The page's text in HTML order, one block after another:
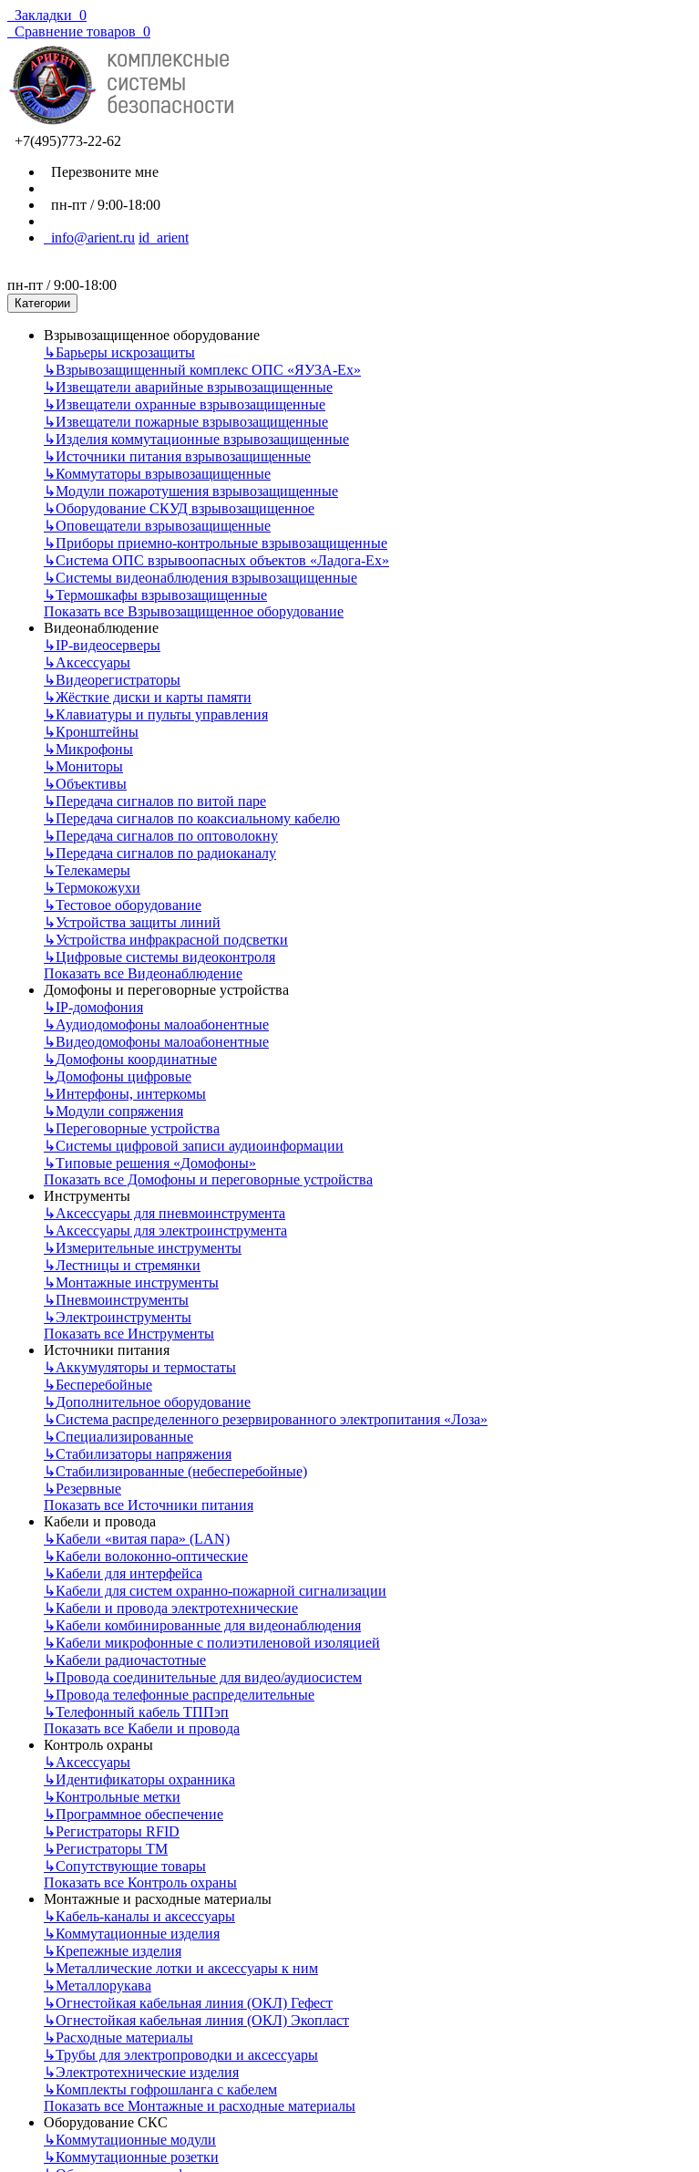
Закладки 0
Сравнение товаров 0
+7(495)773-22-62
Перезвоните мне
пн-пт / 9:00-18:00
info@arient.ru id_arient
пн-пт / 9:00-18:00
Категории
Взрывозащищенное оборудование
↳Барьеры искрозащиты
↳Взрывозащищенный комплекс ОПС «ЯУЗА-Ех»
↳Извещатели аварийные взрывозащищенные
↳Извещатели охранные взрывозащищенные
↳Извещатели пожарные взрывозащищенные
↳Изделия коммутационные взрывозащищенные
↳Источники питания взрывозащищенные
↳Коммутаторы взрывозащищенные
↳Модули пожаротушения взрывозащищенные
↳Оборудование СКУД взрывозащищенное
↳Оповещатели взрывозащищенные
↳Приборы приемно-контрольные взрывозащищенные
↳Система ОПС взрывоопасных объектов «Ладога-Ex»
↳Системы видеонаблюдения взрывозащищенные
↳Термошкафы взрывозащищенные
Показать все Взрывозащищенное оборудование
Видеонаблюдение
↳IP-видеосерверы
↳Аксессуары
↳Видеорегистраторы
↳Жёсткие диски и карты памяти
↳Клавиатуры и пульты управления
↳Кронштейны
↳Микрофоны
↳Мониторы
↳Объективы
↳Передача сигналов по витой паре
↳Передача сигналов по коаксиальному кабелю
↳Передача сигналов по оптоволокну
↳Передача сигналов по радиоканалу
↳Телекамеры
↳Термокожухи
↳Тестовое оборудование
↳Устройства защиты линий
↳Устройства инфракрасной подсветки
↳Цифровые системы видеоконтроля
Показать все Видеонаблюдение
Домофоны и переговорные устройства
↳IP-домофония
↳Аудиодомофоны малоабонентные
↳Видеодомофоны малоабонентные
↳Домофоны координатные
↳Домофоны цифровые
↳Интерфоны, интеркомы
↳Модули сопряжения
↳Переговорные устройства
↳Системы цифровой записи аудиоинформации
↳Типовые решения «Домофоны»
Показать все Домофоны и переговорные устройства
Инструменты
↳Аксессуары для пневмоинструмента
↳Аксессуары для электроинструмента
↳Измерительные инструменты
↳Лестницы и стремянки
↳Монтажные инструменты
↳Пневмоинструменты
↳Электроинструменты
Показать все Инструменты
Источники питания
↳Аккумуляторы и термостаты
↳Бесперебойные
↳Дополнительное оборудование
↳Система распределенного резервированного электропитания «Лоза»
↳Специализированные
↳Стабилизаторы напряжения
↳Стабилизированные (небесперебойные)
↳Резервные
Показать все Источники питания
Кабели и провода
↳Кабели «витая пара» (LAN)
↳Кабели волоконно-оптические
↳Кабели для интерфейса
↳Кабели для систем охранно-пожарной сигнализации
↳Кабели и провода электротехнические
↳Кабели комбинированные для видеонаблюдения
↳Кабели микрофонные с полиэтиленовой изоляцией
↳Кабели радиочастотные
↳Провода соединительные для видео/аудиосистем
↳Провода телефонные распределительные
↳Телефонный кабель ТППэп
Показать все Кабели и провода
Контроль охраны
↳Аксессуары
↳Идентификаторы охранника
↳Контрольные метки
↳Программное обеспечение
↳Регистраторы RFID
↳Регистраторы ТМ
↳Сопутствующие товары
Показать все Контроль охраны
Монтажные и расходные материалы
↳Кабель-каналы и аксессуары
↳Коммутационные изделия
↳Крепежные изделия
↳Металлические лотки и аксессуары к ним
↳Металлорукава
↳Огнестойкая кабельная линия (ОКЛ) Гефест
↳Огнестойкая кабельная линия (ОКЛ) Экопласт
↳Расходные материалы
↳Трубы для электропроводки и аксессуары
↳Электротехнические изделия
↳Комплекты гофрошланга с кабелем
Показать все Монтажные и расходные материалы
Оборудование СКС
↳Коммутационные модули
↳Коммутационные розетки